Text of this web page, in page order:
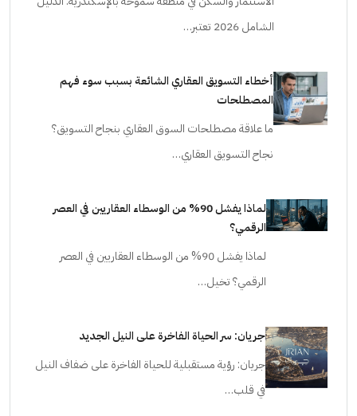
الشامل 2026 تعتبر…
أخطاء التسويق العقاري الشائعة بسبب سوء فهم
المصطلحات
ما علاقة مصطلحات السوق العقاري بنجاح التسويق؟
نجاح التسويق العقاري…
لماذا يفشل 90% من الوسطاء العقاريين في العصر
الرقمي؟
لماذا يفشل 90% من الوسطاء العقاريين في العصر
الرقمي؟ تخيل…
جريان: سر الحياة الفاخرة على النيل الجديد
جريان: رؤية مستقبلية للحياة الفاخرة على ضفاف النيل
في قلب…